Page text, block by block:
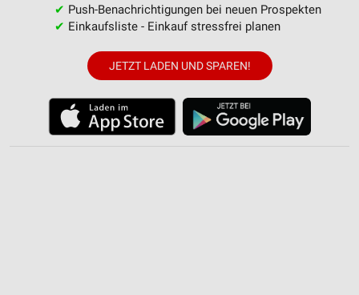
✔ Push-Benachrichtigungen bei neuen Prospekten
✔ Einkaufsliste - Einkauf stressfrei planen
JETZT LADEN UND SPAREN!
Nicht-IAB-Verarbeitungszwecke:
Notwendig
Performance
Funktional
Werbung